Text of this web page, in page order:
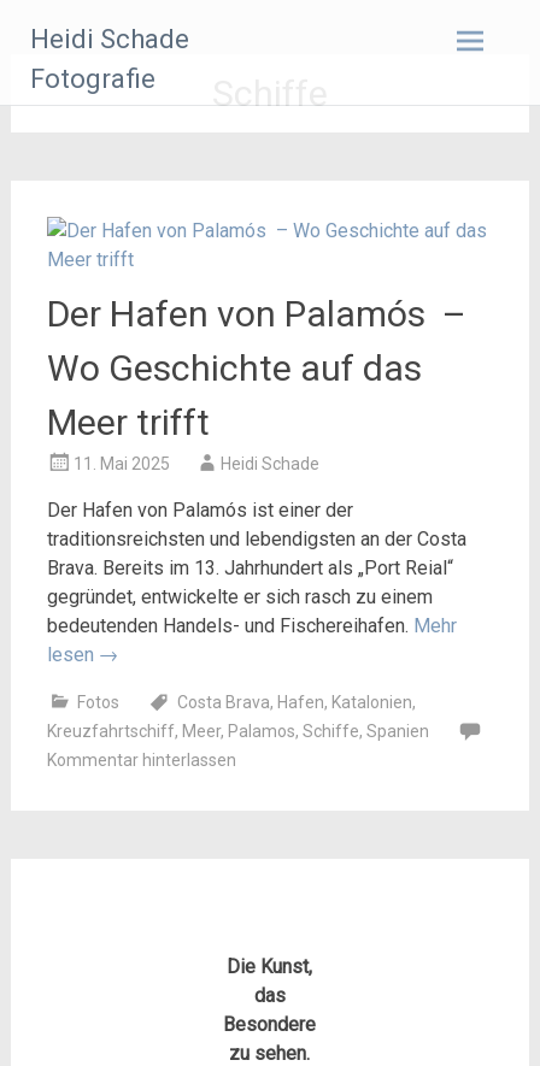
Inhalt
springen
Heidi Schade
Fotografie
Schiffe
Der Hafen von Palamós –
Wo Geschichte auf das
Meer trifft
11. Mai 2025 Heidi Schade
Der Hafen von Palamós ist einer der
traditionsreichsten und lebendigsten an der Costa
Brava. Bereits im 13. Jahrhundert als „Port Reial“
gegründet, entwickelte er sich rasch zu einem
bedeutenden Handels- und Fischereihafen. Mehr
lesen →
Fotos Costa Brava, Hafen, Katalonien,
Kreuzfahrtschiff, Meer, Palamos, Schiffe, Spanien
Kommentar hinterlassen
Die Kunst,
das
Besondere
zu sehen.